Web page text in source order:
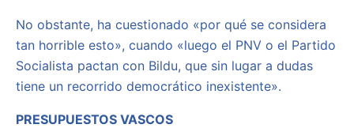
No obstante, ha cuestionado «por qué se considera
tan horrible esto», cuando «luego el PNV o el Partido
Socialista pactan con Bildu, que sin lugar a dudas
tiene un recorrido democrático inexistente».
PRESUPUESTOS VASCOS